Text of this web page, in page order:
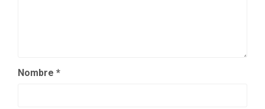
Nombre *